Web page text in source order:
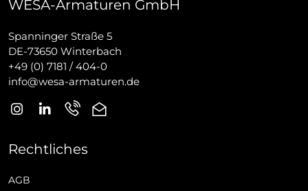
WESA-Armaturen GmbH
Spanninger Straße 5
DE-73650 Winterbach
+49 (0) 7181 / 404-0
info@wesa-armaturen.de
Rechtliches
AGB